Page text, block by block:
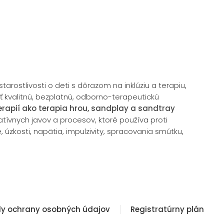
o deti s dôrazom na inklúziu a terapiu,
kvalitnú, bezplatnú, odborno-terapeutickú
ako terapia hrou, sandplay a sandtray
javov a procesov, ktoré používa proti
napätia, impulzivity, spracovania smútku,
ochrany osobných údajov Registratúrny plán